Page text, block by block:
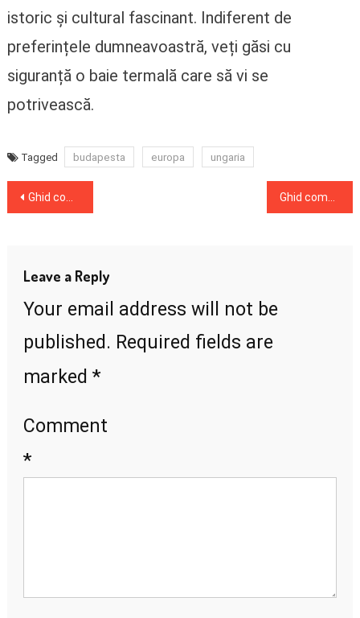
istoric și cultural fascinant. Indiferent de
preferințele dumneavoastră, veți găsi cu
siguranță o baie termală care să vi se
potrivească.
Tagged budapesta europa ungaria
Post
Ghid complet pentru o vacanță de neuitat în Budapesta
Leave a Reply
Your email address will not be
published. Required fields are
marked *
Comment
*